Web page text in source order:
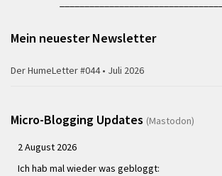
Mein neuester Newsletter
Der HumeLetter #044 • Juli 2026
Micro-Blogging Updates (Mastodon)
2 August 2026
Ich hab mal wieder was gebloggt: